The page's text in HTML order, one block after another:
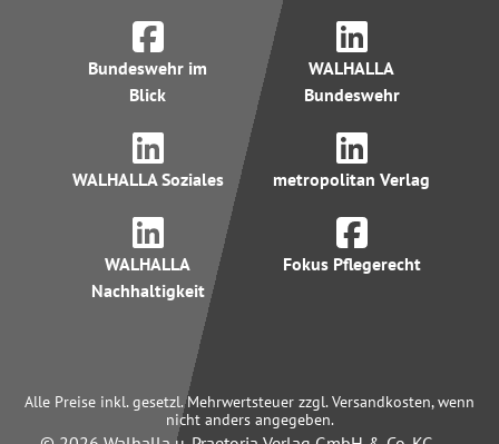
Bundeswehr im
Blick
WALHALLA
Bundeswehr
WALHALLA Soziales metropolitan Verlag
WALHALLA
Nachhaltigkeit
Fokus Pflegerecht
Alle Preise inkl. gesetzl. Mehrwertsteuer zzgl. Versandkosten, wenn
nicht anders angegeben.